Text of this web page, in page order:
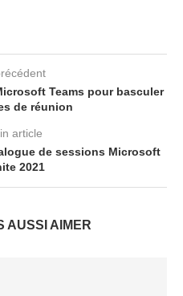
Teams pour basculer
de réunion
article
de sessions Microsoft
2021
AUSSI AIMER